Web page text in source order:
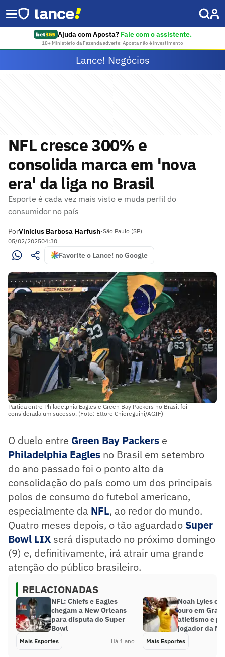
Ajuda com Aposta? Fale com o assistente.
18+ Ministério da Fazenda adverte: Aposta não é investimento
Lance! Negócios
NFL cresce 300% e
consolida marca em 'nova
era' da liga no Brasil
Esporte é cada vez mais visto e muda perfil do
consumidor no país
PorVinicius Barbosa Harfush•São Paulo (SP)
05/02/202504:30
Favorite o Lance! no Google
Partida entre Philadelphia Eagles e Green Bay Packers no Brasil foi
considerada um sucesso. (Foto: Ettore Chiereguini/AGIF)
O duelo entre Green Bay Packers e
Philadelphia Eagles no Brasil em setembro
do ano passado foi o ponto alto da
consolidação do país como um dos principais
polos de consumo do futebol americano,
especialmente da NFL, ao redor do mundo.
Quatro meses depois, o tão aguardado Super
Bowl LIX será disputado no próximo domingo
(9) e, definitivamente, irá atrair uma grande
atenção do público brasileiro.
RELACIONADAS
NFL: Chiefs e Eagles
chegam a New Orleans
para disputa do Super
Bowl
Mais Esportes Há 1 ano
Noah Lyles
ouro em
atletismo e
jogador da
Mais Esportes